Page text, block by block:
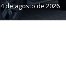
4 de agosto de 2026